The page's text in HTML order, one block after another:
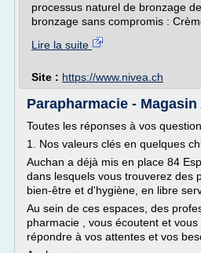
processus naturel de bronzage
bronzage sans compromis :
Lire la suite
Site : https://www.nivea.ch
Parapharmacie - Magasin
Toutes les réponses à vos
1. Nos valeurs clés en quelques
Auchan a déjà mis en place 84
dans lesquels vous trouverez des
bien-être et d'hygiène, en libre
Au sein de ces espaces, des
pharmacie , vous écoutent et
répondre à vos attentes et vos